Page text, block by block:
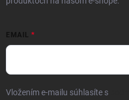
EMAIL
Vložením e-mailu súhlasíte s